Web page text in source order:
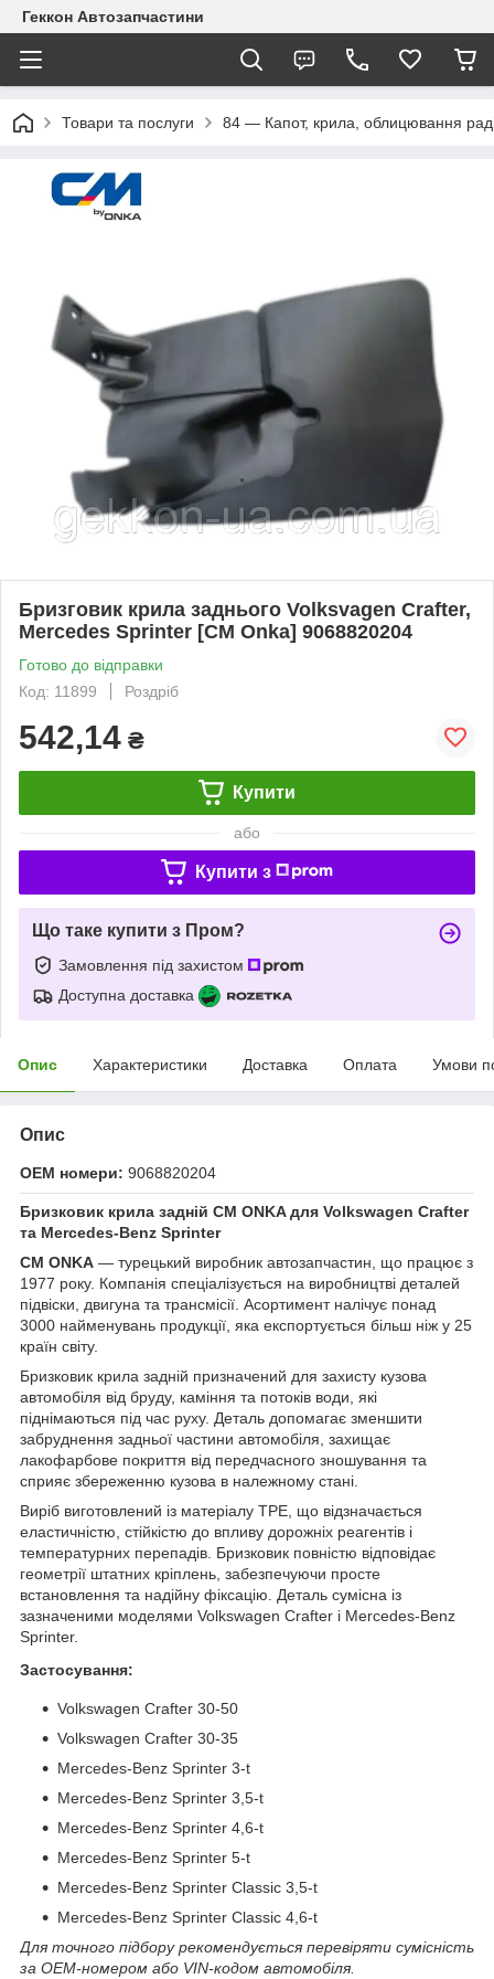
Геккон Автозапчастини
Товари та послуги 84 — Капот, крила, облицювання
Бризговик крила заднього Volksvagen Crafter,
Mercedes Sprinter [CM Onka] 9068820204
Готово до відправки
Код: 11899
Роздріб
542,14 ₴
Купити
або
Купити з
Що таке купити з Пром?
Замовлення під захистом
Доступна доставка
Опис Характеристики Доставка Оплата Умови
Опис
OEM номери: 9068820204
Бризковик крила задній CM ONKA для Volkswagen Crafter
та Mercedes-Benz Sprinter
CM ONKA — турецький виробник автозапчастин, що працює з
1977 року. Компанія спеціалізується на виробництві деталей
підвіски, двигуна та трансмісії. Асортимент налічує понад
3000 найменувань продукції, яка експортується більш ніж у 25
країн світу.
Бризковик крила задній призначений для захисту кузова
автомобіля від бруду, каміння та потоків води, які
піднімаються під час руху. Деталь допомагає зменшити
забруднення задньої частини автомобіля, захищає
лакофарбове покриття від передчасного зношування та
сприяє збереженню кузова в належному стані.
Виріб виготовлений із матеріалу TPE, що відзначається
еластичністю, стійкістю до впливу дорожніх реагентів і
температурних перепадів. Бризковик повністю відповідає
геометрії штатних кріплень, забезпечуючи просте
встановлення та надійну фіксацію. Деталь сумісна із
зазначеними моделями Volkswagen Crafter і Mercedes-Benz
Sprinter.
Застосування:
Volkswagen Crafter 30-50
Volkswagen Crafter 30-35
Mercedes-Benz Sprinter 3-t
Mercedes-Benz Sprinter 3,5-t
Mercedes-Benz Sprinter 4,6-t
Mercedes-Benz Sprinter 5-t
Mercedes-Benz Sprinter Classic 3,5-t
Mercedes-Benz Sprinter Classic 4,6-t
Для точного підбору рекомендується перевіряти сумісність
за OEM-номером або VIN-кодом автомобіля.